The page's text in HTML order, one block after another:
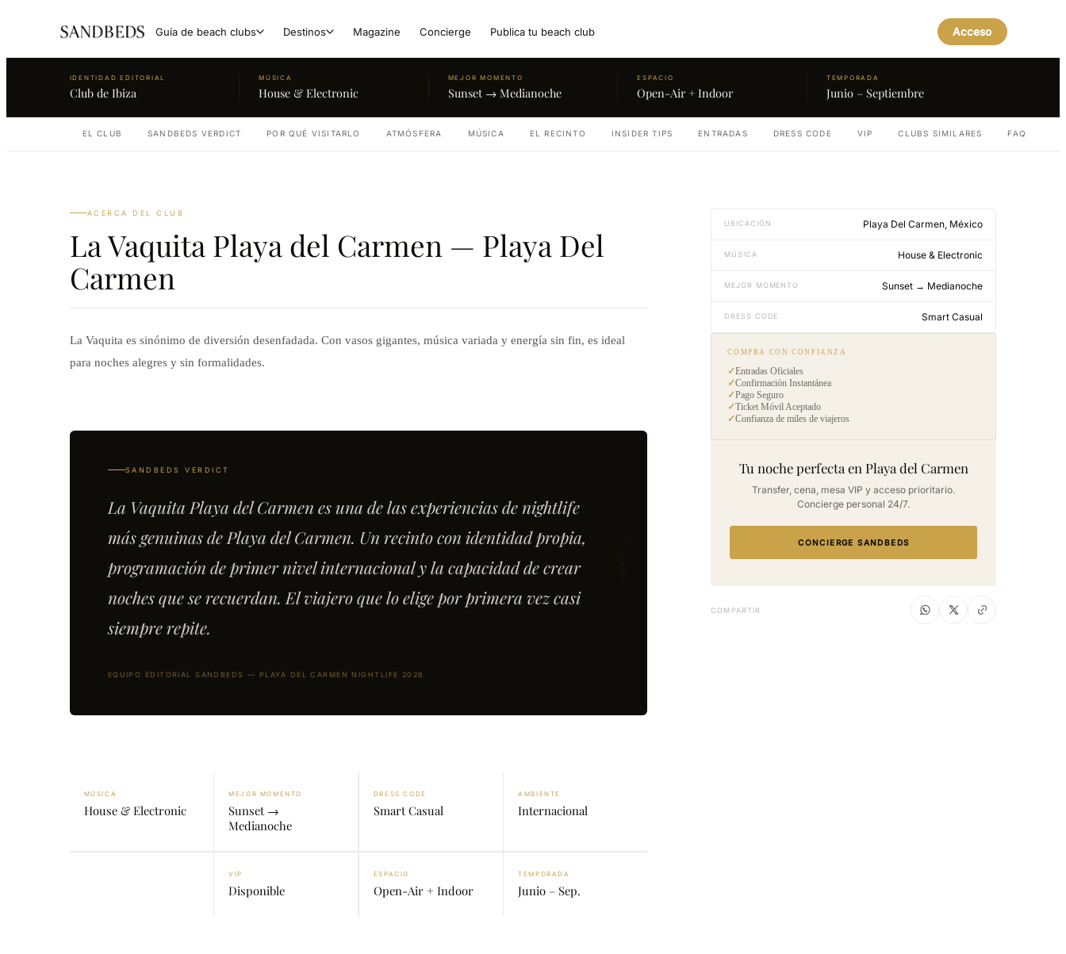
Guía de beach clubs Destinos Magazine Concierge Publica tu beach club Acceso
IDENTIDAD EDITORIAL
Club de Ibiza
MÚSICA
House & Electronic
MEJOR MOMENTO
Sunset → Medianoche
ESPACIO
Open-Air + Indoor
TEMPORADA
Junio – Septiembre
EL CLUB SANDBEDS VERDICT POR QUÉ VISITARLO ATMÓSFERA MÚSICA EL RECINTO INSIDER TIPS ENTRADAS DRESS CODE VIP CLUBS SIMILARES FAQ
ACERCA DEL CLUB
La Vaquita Playa del Carmen — Playa Del
Carmen
La Vaquita es sinónimo de diversión desenfadada. Con vasos gigantes, música variada y energía sin fin, es ideal
para noches alegres y sin formalidades.
SANDBEDS VERDICT
La Vaquita Playa del Carmen es una de las experiencias de nightlife
más genuinas de Playa del Carmen. Un recinto con identidad propia,
programación de primer nivel internacional y la capacidad de crear
noches que se recuerdan. El viajero que lo elige por primera vez casi
siempre repite.
EQUIPO EDITORIAL SANDBEDS — PLAYA DEL CARMEN NIGHTLIFE 2026
MÚSICA
House & Electronic
MEJOR MOMENTO
Sunset →
Medianoche
DRESS CODE
Smart Casual
AMBIENTE
Internacional
VIP
Disponible
ESPACIO
Open-Air + Indoor
TEMPORADA
Junio – Sep.
UBICACIÓN Playa Del Carmen, México
MÚSICA House & Electronic
MEJOR MOMENTO Sunset → Medianoche
DRESS CODE Smart Casual
COMPRA CON CONFIANZA
✓Entradas Oficiales
✓Confirmación Instantánea
✓Pago Seguro
✓Ticket Móvil Aceptado
✓Confianza de miles de viajeros
Tu noche perfecta en Playa del Carmen
Transfer, cena, mesa VIP y acceso prioritario.
Concierge personal 24/7.
CONCIERGE SANDBEDS
COMPARTIR